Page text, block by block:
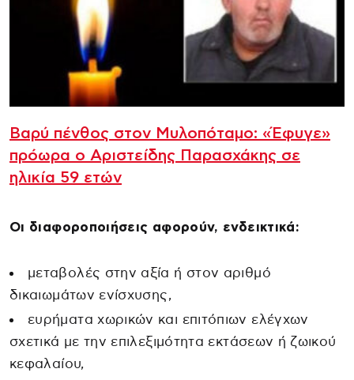
Βαρύ πένθος στον Μυλοπόταμο: «Έφυγε»
πρόωρα ο Αριστείδης Παρασχάκης σε
ηλικία 59 ετών
Οι διαφοροποιήσεις αφορούν, ενδεικτικά:
μεταβολές στην αξία ή στον αριθμό
δικαιωμάτων ενίσχυσης,
ευρήματα χωρικών και επιτόπιων ελέγχων
σχετικά με την επιλεξιμότητα εκτάσεων ή ζωικού
κεφαλαίου,